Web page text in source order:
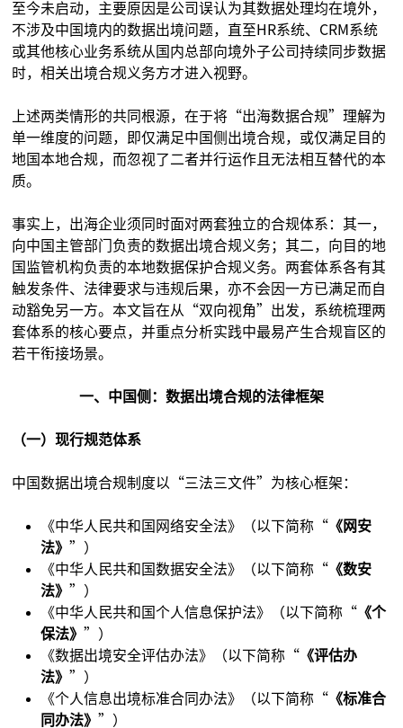
至今未启动，主要原因是公司误认为其数据处理均在境外，
不涉及中国境内的数据出境问题，直至HR系统、CRM系统
或其他核心业务系统从国内总部向境外子公司持续同步数据
时，相关出境合规义务方才进入视野。
上述两类情形的共同根源，在于将“出海数据合规”理解为
单一维度的问题，即仅满足中国侧出境合规，或仅满足目的
地国本地合规，而忽视了二者并行运作且无法相互替代的本
质。
事实上，出海企业须同时面对两套独立的合规体系：其一，
向中国主管部门负责的数据出境合规义务；其二，向目的地
国监管机构负责的本地数据保护合规义务。两套体系各有其
触发条件、法律要求与违规后果，亦不会因一方已满足而自
动豁免另一方。本文旨在从“双向视角”出发，系统梳理两
套体系的核心要点，并重点分析实践中最易产生合规盲区的
若干衔接场景。
一、中国侧：数据出境合规的法律框架
（一）现行规范体系
中国数据出境合规制度以“三法三文件”为核心框架：
《中华人民共和国网络安全法》（以下简称“ 《网安
法》”）
《中华人民共和国数据安全法》（以下简称“ 《数安
法》”）
《中华人民共和国个人信息保护法》（以下简称“ 《个
保法》”）
《数据出境安全评估办法》（以下简称“ 《评估办
法》”）
《个人信息出境标准合同办法》（以下简称“ 《标准合
同办法》”）